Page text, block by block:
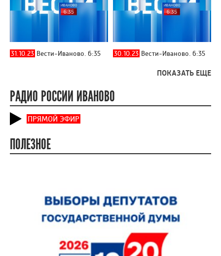
31.10.23 Вести-Иваново. 6:35 30.10.23 Вести-Иваново. 6:35
ПОКАЗАТЬ ЕЩЕ
РАДИО РОССИИ ИВАНОВО
ПРЯМОЙ ЭФИР
ПОЛЕЗНОЕ